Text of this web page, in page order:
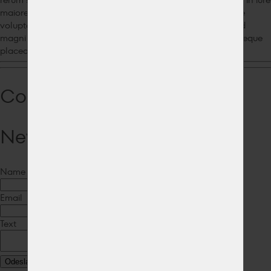
maiores obcaecati perferendis, quod tempora veritatis vitae
voluptate voluptates! Doloremque expedita facere, fugiat id
magni nostrum perspiciatis quo saepe voluptas. Dolorum neque
placeat quia ratione velit?
Comments to the article
New comment
Name
Email
Text